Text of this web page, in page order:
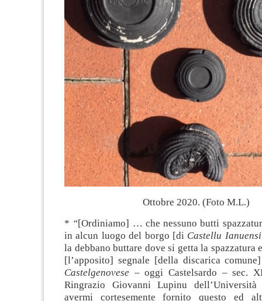
Ottobre 2020. (Foto M.L.)
* “[Ordiniamo] … che nessuno butti
in alcun luogo del borgo [di Castellu Ianuensi
la debbano buttare dove si getta la spazzatura
[l’apposito] segnale [della discarica
Castelgenovese – oggi Castelsardo – sec.
Ringrazio Giovanni Lupinu
avermi cortesemente fornito questo ed